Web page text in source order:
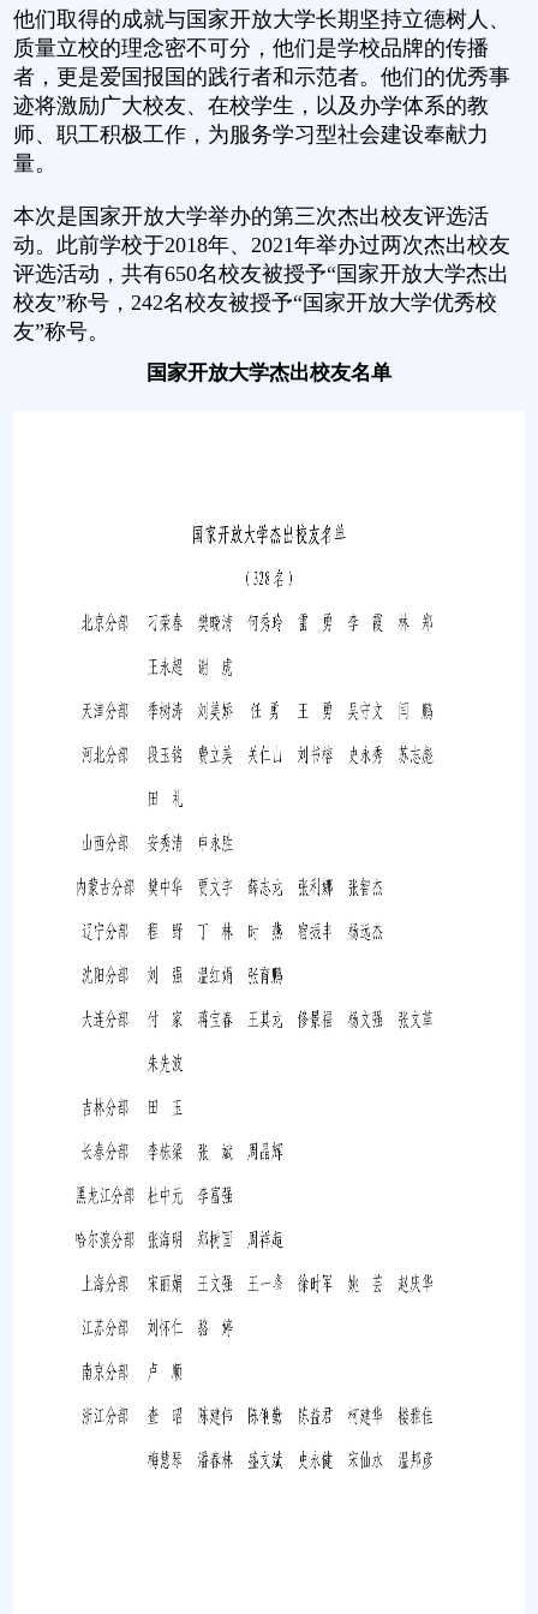
他们取得的成就与国家开放大学长期坚持立德树人、
质量立校的理念密不可分，他们是学校品牌的传播
者，更是爱国报国的践行者和示范者。他们的优秀事
迹将激励广大校友、在校学生，以及办学体系的教
师、职工积极工作，为服务学习型社会建设奉献力
量。
本次是国家开放大学举办的第三次杰出校友评选活
动。此前学校于2018年、2021年举办过两次杰出校友
评选活动，共有650名校友被授予“国家开放大学杰出
校友”称号，242名校友被授予“国家开放大学优秀校
友”称号。
国家开放大学杰出校友名单